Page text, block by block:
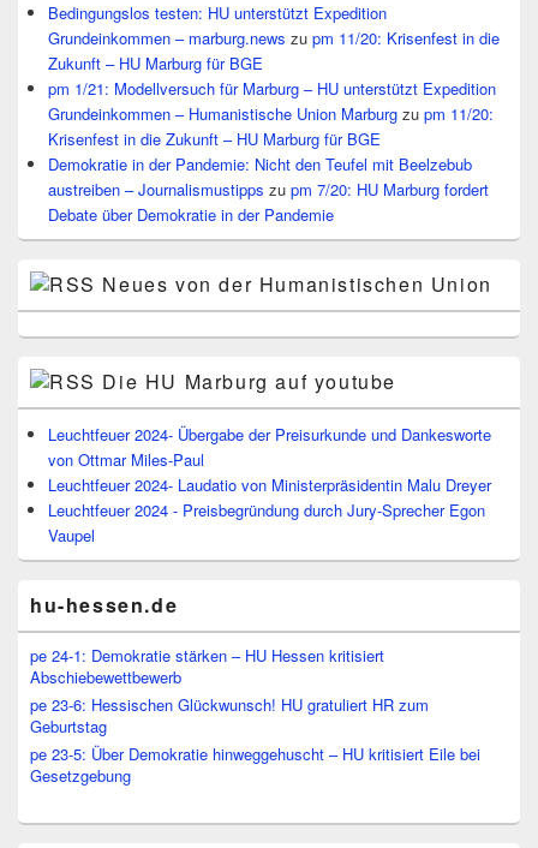
Bedingungslos testen: HU unterstützt Expedition
Grundeinkommen – marburg.news zu pm 11/20: Krisenfest in die
Zukunft – HU Marburg für BGE
pm 1/21: Modellversuch für Marburg – HU unterstützt Expedition
Grundeinkommen – Humanistische Union Marburg zu pm 11/20:
Krisenfest in die Zukunft – HU Marburg für BGE
Demokratie in der Pandemie: Nicht den Teufel mit Beelzebub
austreiben – Journalismustipps zu pm 7/20: HU Marburg fordert
Debate über Demokratie in der Pandemie
Neues von der Humanistischen Union
Die HU Marburg auf youtube
Leuchtfeuer 2024- Übergabe der Preisurkunde und Dankesworte
von Ottmar Miles-Paul
Leuchtfeuer 2024- Laudatio von Ministerpräsidentin Malu Dreyer
Leuchtfeuer 2024 - Preisbegründung durch Jury-Sprecher Egon
Vaupel
hu-hessen.de
pe 24-1: Demokratie stärken – HU Hessen kritisiert
Abschiebewettbewerb
pe 23-6: Hessischen Glückwunsch! HU gratuliert HR zum
Geburtstag
pe 23-5: Über Demokratie hinweggehuscht – HU kritisiert Eile bei
Gesetzgebung